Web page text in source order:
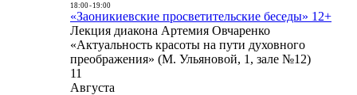
18:00- 19:00
«Заоникиевские просветительские беседы» 12+
Лекция диакона Артемия Овчаренко
«Актуальность красоты на пути духовного
преображения» (М. Ульяновой, 1, зале №12)
11
Августа